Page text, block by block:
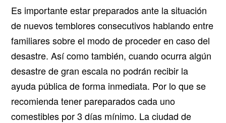
Es importante estar preparados ante la situación
de nuevos temblores consecutivos hablando entre
familiares sobre el modo de proceder en caso del
desastre. Así como también, cuando ocurra algún
desastre de gran escala no podrán recibir la
ayuda pública de forma inmediata. Por lo que se
recomienda tener pareparados cada uno
comestibles por 3 días mínimo. La ciudad de